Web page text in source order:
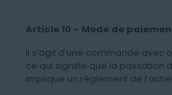
Article 10 – Mode de
Il s’agit d’une commande
ce qui signifie que la passation
implique un règlement de